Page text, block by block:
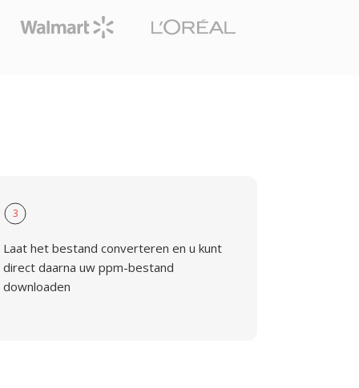
3
Laat het bestand converteren en u kunt
direct daarna uw ppm-bestand
downloaden